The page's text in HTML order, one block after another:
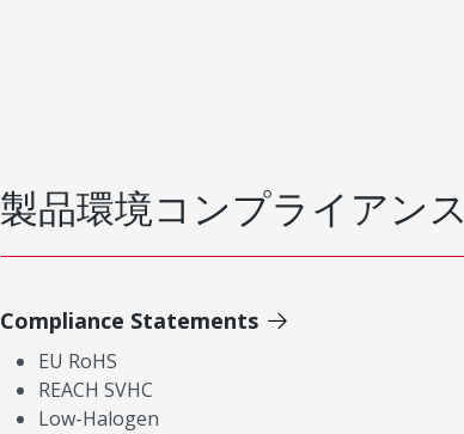
製品環境コンプライアンス
Compliance Statements
EU RoHS
REACH SVHC
Low-Halogen